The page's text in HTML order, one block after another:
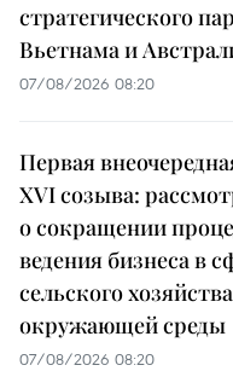
стратегического
Вьетнама и
07/08/2026 08:20
Первая
XVI созыва:
о сокращении
ведения бизнеса в
сельского
окружающей среды
07/08/2026 08:20